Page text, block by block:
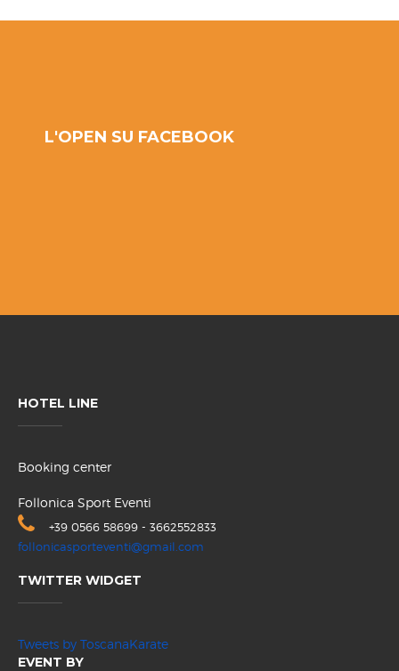
L'OPEN SU FACEBOOK
HOTEL LINE
Booking center
Follonica Sport Eventi
+39 0566 58699 - 3662552833
follonicasporteventi@gmail.com
TWITTER WIDGET
Tweets by ToscanaKarate
EVENT BY